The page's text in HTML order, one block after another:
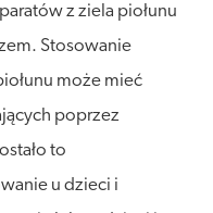
z ziela piołunu
Stosowanie
może mieć
poprzez
to
u dzieci i